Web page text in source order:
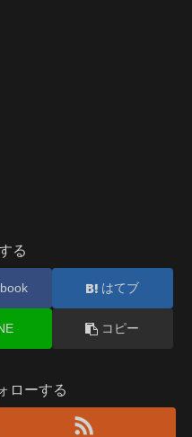
る
はてブ
コピー
ローする